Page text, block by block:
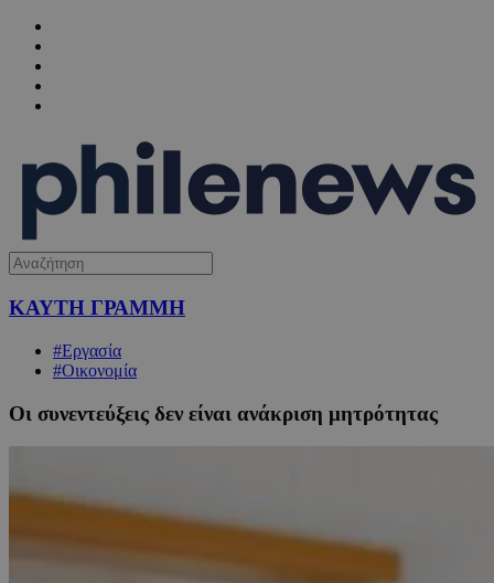
ΚΑΥΤΗ ΓΡΑΜΜΗ
#Εργασία
#Οικονομία
Οι συνεντεύξεις δεν είναι ανάκριση μητρότητας